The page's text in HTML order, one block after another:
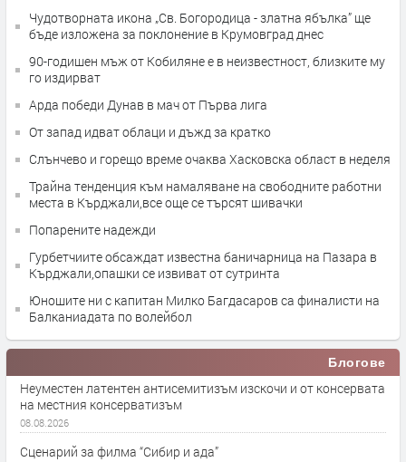
Чудотворната икона „Св. Богородица - златна ябълка” ще
бъде изложена за поклонение в Крумовград днес
90-годишен мъж от Кобиляне е в неизвестност, близките му
го издирват
Арда победи Дунав в мач от Първа лига
От запад идват облаци и дъжд за кратко
Слънчево и горещо време очаква Хасковска област в неделя
Трайна тенденция към намаляване на свободните работни
места в Кърджали,все още се търсят шивачки
Попарените надежди
Гурбетчиите обсаждат известна баничарница на Пазара в
Кърджали,опашки се извиват от сутринта
Юношите ни с капитан Милко Багдасаров са финалисти на
Балканиадата по волейбол
Блогове
Неуместен латентен антисемитизъм изскочи и от консервата
на местния консерватизъм
08.08.2026
Сценарий за филма “Сибир и ада”